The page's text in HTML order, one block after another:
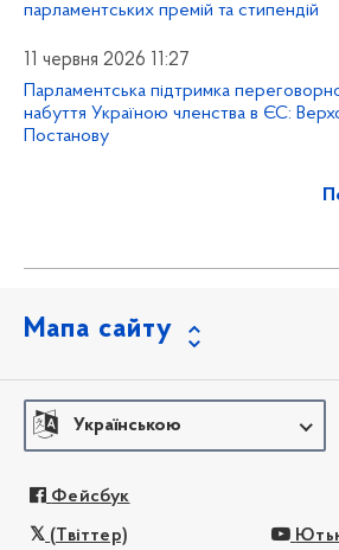
парламентських премій та стипендій
11 червня 2026 11:27
Парламентська підтримка
набуття Україною членства в ЄС:
Постанову
Мапа сайту
Українською
Фейсбук
(Твіттер)